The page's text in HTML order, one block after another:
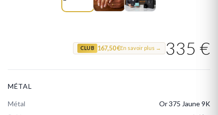
CLUB 167,50 €En savoir plus → 335 €
MÉTAL
Métal
Or 375 Jaune 9K